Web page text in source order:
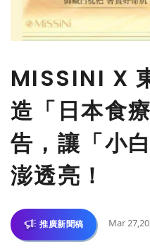
MISSINI X
造「日本食
告，讓「小
澎透亮！
推廣新聞稿 Mar